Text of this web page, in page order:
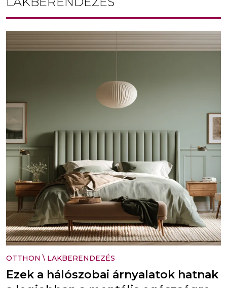
OTTHON \ LAKBERENDEZÉS
Ezek a hálószobai árnyalatok hatnak